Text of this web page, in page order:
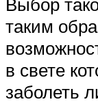
таким
в свете
заболеть